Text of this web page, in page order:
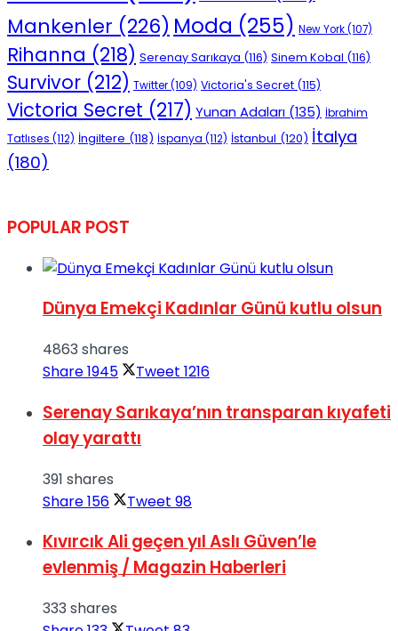
Mankenler (226) Moda (255) New York(107)
Rihanna (218) Serenay Sarıkaya (116) Sinem Kobal (116)
Survivor (212) Twitter(109) Victoria's Secret (115)
Victoria Secret (217) Yunan Adaları (135) İbrahim
Tatlıses (112) İngiltere (118) İspanya (112) İstanbul (120) İtalya
(180)
POPULAR POST
Dünya Emekçi Kadınlar Günü kutlu olsun
4863 shares
Share1945 Tweet 1216
Serenay Sarıkaya’nın transparan kıyafeti
olay yarattı
391 shares
Share156 Tweet 98
Kıvırcık Ali geçen yıl Aslı Güven’le
evlenmiş / Magazin Haberleri
333 shares